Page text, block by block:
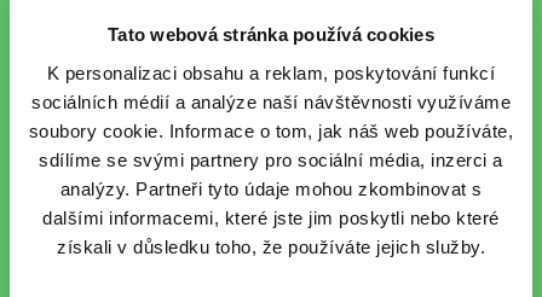
Tato webová stránka používá cookies
K personalizaci obsahu a reklam, poskytování funkcí
sociálních médií a analýze naší návštěvnosti využíváme
soubory cookie. Informace o tom, jak náš web používáte,
sdílíme se svými partnery pro sociální média, inzerci a
analýzy. Partneři tyto údaje mohou zkombinovat s
dalšími informacemi, které jste jim poskytli nebo které
získali v důsledku toho, že používáte jejich služby.
Chci každý pátek vzpruhu z
finančního světa e-mailem.
Chráníme vaše osobní údaje.